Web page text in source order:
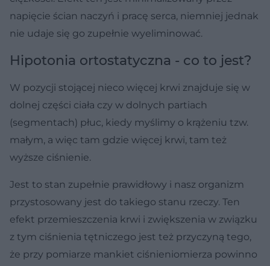
napięcie ścian naczyń i pracę serca, niemniej jednak
nie udaje się go zupełnie wyeliminować.
Hipotonia ortostatyczna - co to jest?
W pozycji stojącej nieco więcej krwi znajduje się w
dolnej części ciała czy w dolnych partiach
(segmentach) płuc, kiedy myślimy o krążeniu tzw.
małym, a więc tam gdzie więcej krwi, tam też
wyższe ciśnienie.
Jest to stan zupełnie prawidłowy i nasz organizm
przystosowany jest do takiego stanu rzeczy. Ten
efekt przemieszczenia krwi i zwiększenia w związku
z tym ciśnienia tętniczego jest też przyczyną tego,
że przy pomiarze mankiet ciśnieniomierza powinno